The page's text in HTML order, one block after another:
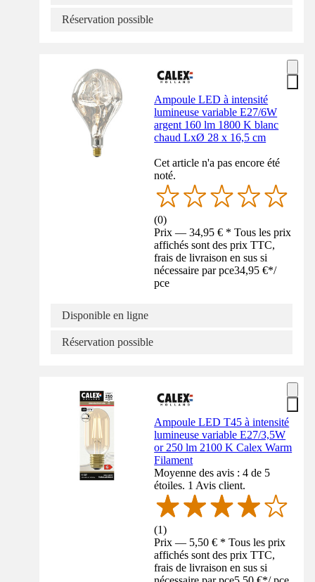
Réservation possible
Ampoule LED à intensité
lumineuse variable E27/6W
argent 160 lm 1800 K blanc
chaud LxØ 28 x 16,5 cm
Cet article n'a pas encore été
noté.
(0)
Prix — 34,95 € * Tous les prix
affichés sont des prix TTC,
frais de livraison en sus si
nécessaire par pce34,95 €*/
pce
Disponible en ligne
Réservation possible
Ampoule LED T45 à intensité
lumineuse variable E27/3,5W
or 250 lm 2100 K Calex Warm
Filament
Moyenne des avis : 4 de 5
étoiles. 1 Avis client.
(1)
Prix — 5,50 € * Tous les prix
affichés sont des prix TTC,
frais de livraison en sus si